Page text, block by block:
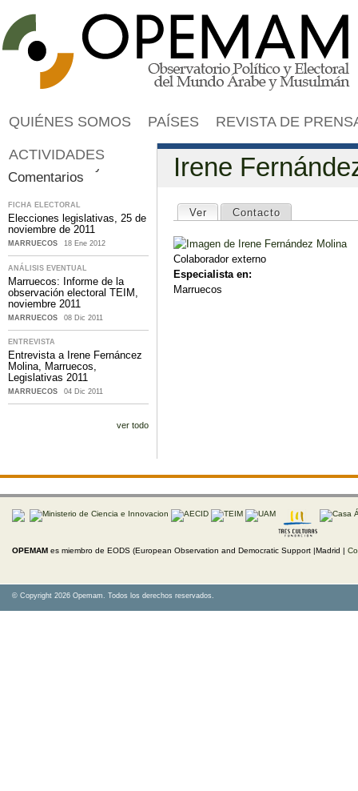
Irene
Solapas principales
Ver (solapa activa)
Contacto
Colaborador externo
Especialista en:
Marruecos
QUIÉNES SOMOS PAÍSES REVISTA DE
ACTIVIDADES
Comentarios
FICHA ELECTORAL
Elecciones legislativas, 25 de
noviembre de 2011
MARRUECOS 18 Ene 2012
ANÁLISIS EVENTUAL
Marruecos: Informe de la
observación electoral TEIM,
noviembre 2011
MARRUECOS 08 Dic 2011
ENTREVISTA
Entrevista a Irene Fernáncez
Molina, Marruecos,
Legislativas 2011
MARRUECOS 04 Dic 2011
ver todo
OPEMAM es miembro de EODS (European Observation and Democratic Support |Madrid |
© Copyright 2026 Opemam. Todos los derechos reservados.